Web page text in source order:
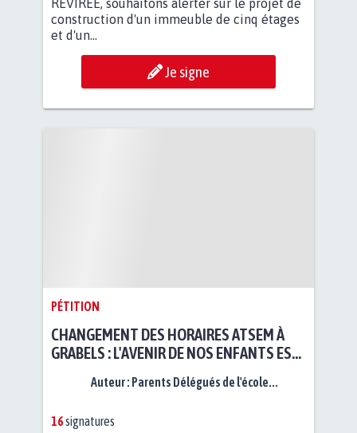
REVIRÉE, souhaitons alerter sur le projet de
construction d'un immeuble de cinq étages
et d'un...
Je signe
PÉTITION
CHANGEMENT DES HORAIRES ATSEM À
GRABELS : L'AVENIR DE NOS ENFANTS EST
Auteur : Parents Délégués de l'école...
16signatures